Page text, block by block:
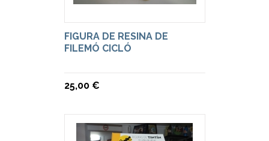
FIGURA DE RESINA DE
FILEMÓ CICLÓ
25,00 €